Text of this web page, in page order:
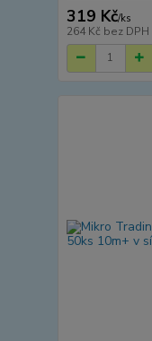
319 Kč/ks
264 Kč bez DPH